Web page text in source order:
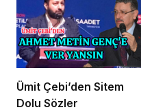
Ümit Çebi’den Sitem
Dolu Sözler